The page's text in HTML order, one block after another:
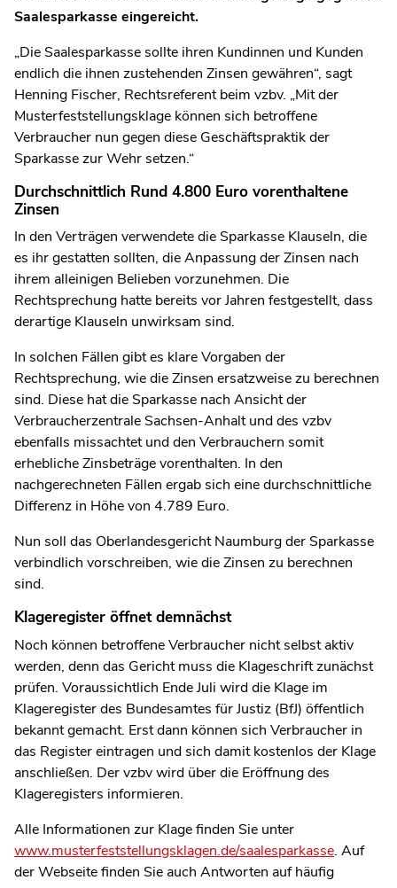
Saalesparkasse eingereicht.
„Die Saalesparkasse sollte ihren Kundinnen und Kunden
endlich die ihnen zustehenden Zinsen gewähren“, sagt
Henning Fischer, Rechtsreferent beim vzbv. „Mit der
Musterfeststellungsklage können sich betroffene
Verbraucher nun gegen diese Geschäftspraktik der
Sparkasse zur Wehr setzen.“
Durchschnittlich Rund 4.800 Euro vorenthaltene
Zinsen
In den Verträgen verwendete die Sparkasse Klauseln, die
es ihr gestatten sollten, die Anpassung der Zinsen nach
ihrem alleinigen Belieben vorzunehmen. Die
Rechtsprechung hatte bereits vor Jahren festgestellt, dass
derartige Klauseln unwirksam sind.
In solchen Fällen gibt es klare Vorgaben der
Rechtsprechung, wie die Zinsen ersatzweise zu berechnen
sind. Diese hat die Sparkasse nach Ansicht der
Verbraucherzentrale Sachsen-Anhalt und des vzbv
ebenfalls missachtet und den Verbrauchern somit
erhebliche Zinsbeträge vorenthalten. In den
nachgerechneten Fällen ergab sich eine durchschnittliche
Differenz in Höhe von 4.789 Euro.
Nun soll das Oberlandesgericht Naumburg der Sparkasse
verbindlich vorschreiben, wie die Zinsen zu berechnen
sind.
Klageregister öffnet demnächst
Noch können betroffene Verbraucher nicht selbst aktiv
werden, denn das Gericht muss die Klageschrift zunächst
prüfen. Voraussichtlich Ende Juli wird die Klage im
Klageregister des Bundesamtes für Justiz (BfJ) öffentlich
bekannt gemacht. Erst dann können sich Verbraucher in
das Register eintragen und sich damit kostenlos der Klage
anschließen. Der vzbv wird über die Eröffnung des
Klageregisters informieren.
Alle Informationen zur Klage finden Sie unter
www.musterfeststellungsklagen.de/saalesparkasse. Auf
der Webseite finden Sie auch Antworten auf häufig